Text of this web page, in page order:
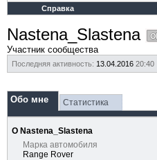
Справка
Nastena_Slastena
Участник сообщества
Последняя активность: 13.04.2016 20:40
Обо мне Статистика
О Nastena_Slastena
Марка автомобиля
Range Rover